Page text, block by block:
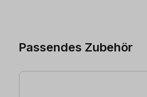
Passendes Zubehör